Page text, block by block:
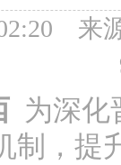
来
为深化
制，提